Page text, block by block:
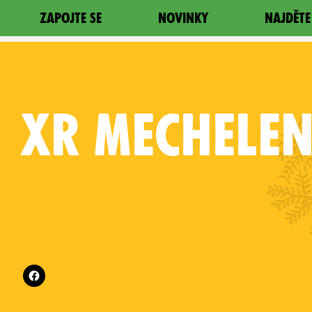
ZAPOJTE SE NOVINKY
XR
Follow XR Mechelen on